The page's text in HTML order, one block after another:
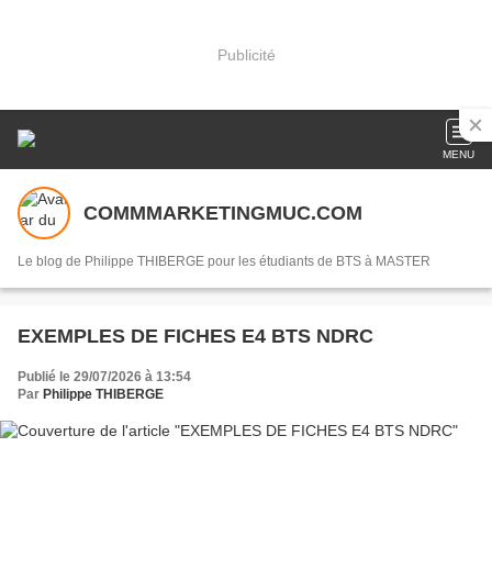
Publicité
MENU
COMMMARKETINGMUC.COM
Le blog de Philippe THIBERGE pour les étudiants de BTS à MASTER
EXEMPLES DE FICHES E4 BTS NDRC
Publié le 29/07/2026 à 13:54
Par Philippe THIBERGE